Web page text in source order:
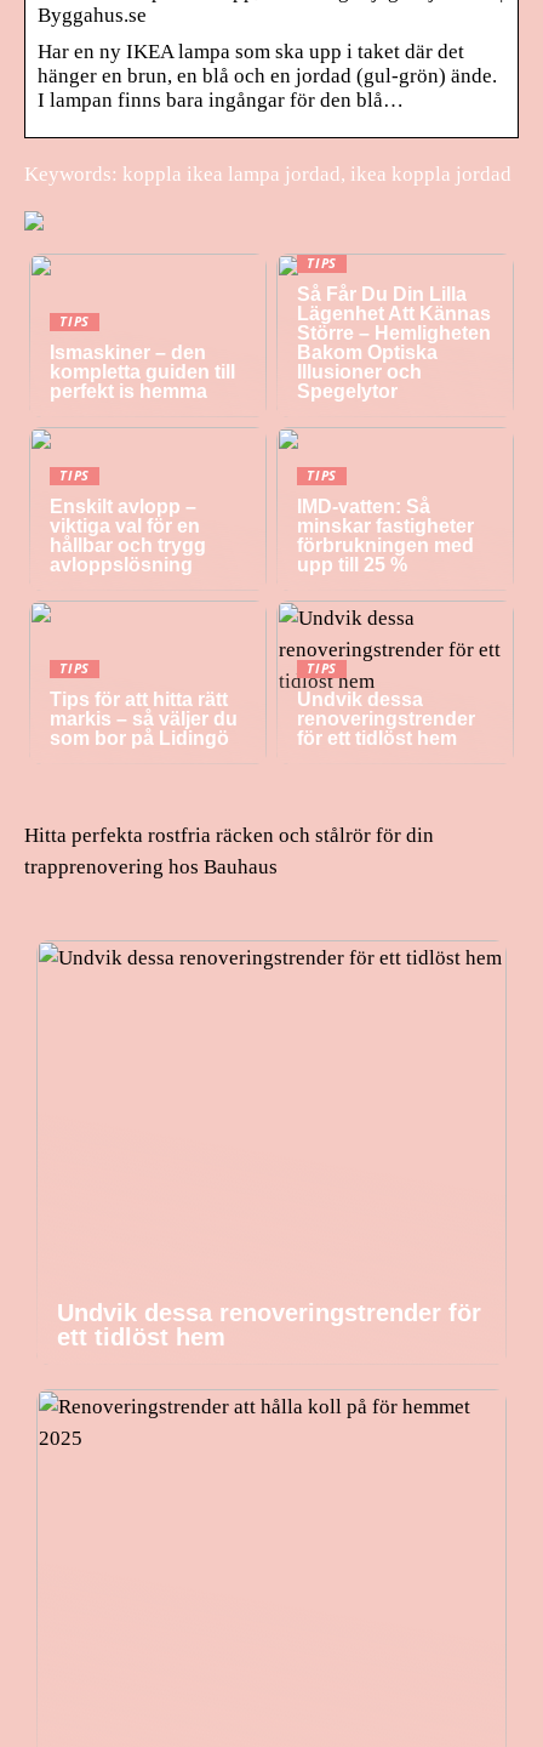
Byggahus.se
Har en ny IKEA lampa som ska upp i taket där det
hänger en brun, en blå och en jordad (gul-grön) ände.
I lampan finns bara ingångar för den blå…
Keywords: koppla ikea lampa jordad, ikea koppla jordad
TIPS
Ismaskiner – den
kompletta guiden till
perfekt is hemma
TIPS
Så Får Du Din Lilla
Lägenhet Att Kännas
Större – Hemligheten
Bakom Optiska
Illusioner och
Spegelytor
TIPS
Enskilt avlopp –
viktiga val för en
hållbar och trygg
avloppslösning
TIPS
IMD-vatten: Så
minskar fastigheter
förbrukningen med
upp till 25 %
TIPS
Tips för att hitta rätt
markis – så väljer du
som bor på Lidingö
TIPS
Undvik dessa
renoveringstrender
för ett tidlöst hem
Hitta perfekta rostfria räcken och stålrör för din
trapprenovering hos Bauhaus
Undvik dessa renoveringstrender för
ett tidlöst hem